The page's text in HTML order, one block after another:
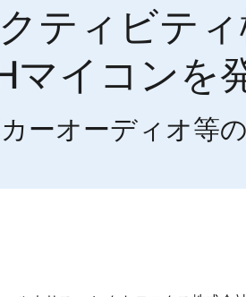
ティビテ
マイコンを
ーオーディオ等